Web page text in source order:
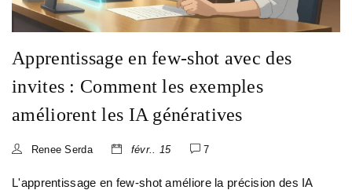
Apprentissage en few-shot avec des
invites : Comment les exemples
améliorent les IA génératives
Renee Serda févr.. 15 7
L'apprentissage en few-shot améliore la précision des IA